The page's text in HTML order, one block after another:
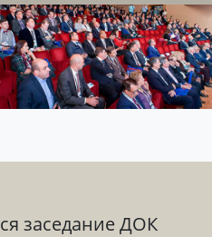
заседание ДОК